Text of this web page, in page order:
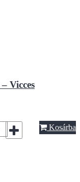
Vicces
Kosárba